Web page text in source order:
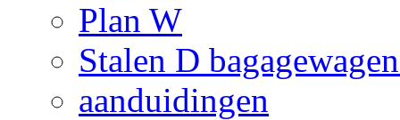
Plan W
Stalen D
aanduidingen